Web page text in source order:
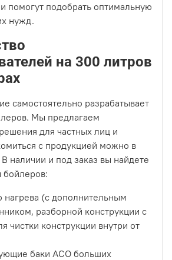
помогут подобрать оптимальную
нужд.
на 300 литров
самостоятельно разрабатывает
Мы предлагаем
для частных лиц и
с продукцией можно в
наличии и под заказ вы найдете
нагрева (с дополнительным
разборной конструкции с
чистки конструкции внутри от
баки АСО больших